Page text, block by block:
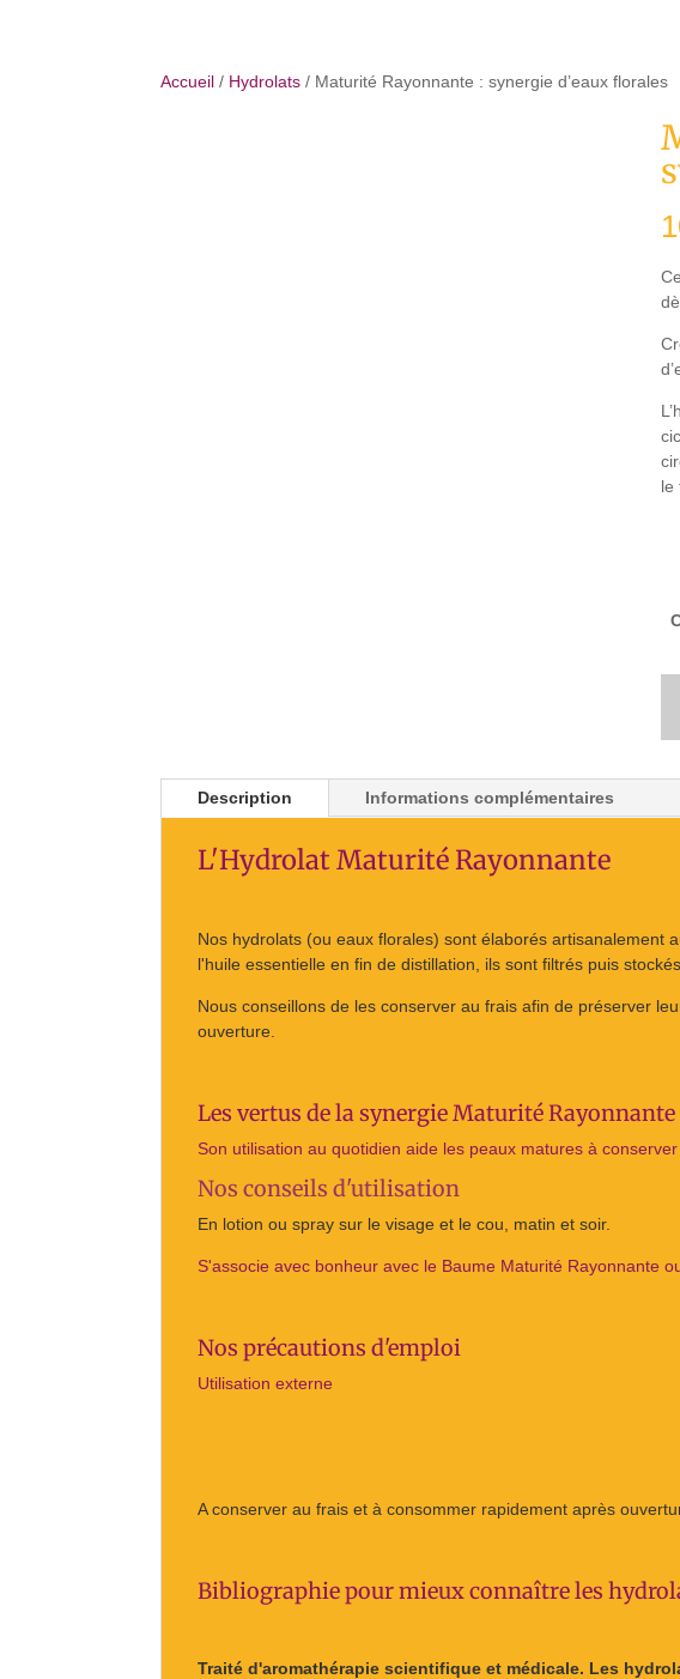
Accueil / Hydrolats / Maturité Rayonnante : synergie d’eaux florales
le
:
Description Informations complémentaires
L'Hydrolat Maturité Rayonnante
Nos hydrolats (ou eaux florales) sont élaborés artisanalement
l'huile essentielle en fin de distillation, ils sont filtrés puis
Nous conseillons de les conserver au frais afin de préserver
ouverture.
Les vertus de la synergie Maturité Rayonnante
Son utilisation au quotidien aide les peaux matures à conserver
Nos conseils d'utilisation
En lotion ou spray sur le visage et le cou, matin et soir.
S'associe avec bonheur avec le Baume Maturité Rayonnante
Nos précautions d'emploi
Utilisation externe
A conserver au frais et à consommer rapidement après
Bibliographie pour mieux connaître les
Traité d'aromathérapie scientifique et médicale. Les